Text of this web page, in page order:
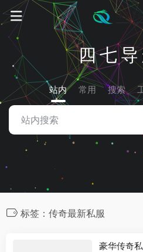
四七
站内 常用 搜索
标签：传奇最新私服
豪华传奇